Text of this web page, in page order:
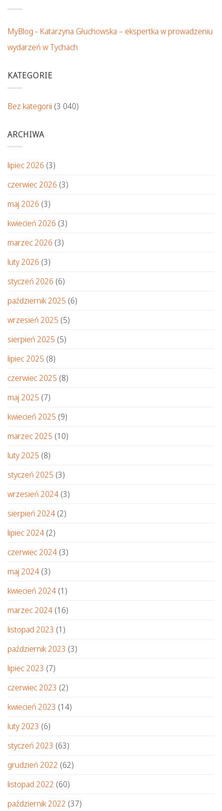
MyBlog - Katarzyna Głuchowska – ekspertka w prowadzeniu
wydarzeń w Tychach
KATEGORIE
Bez kategorii (3 040)
ARCHIWA
lipiec 2026 (3)
czerwiec 2026 (3)
maj 2026 (3)
kwiecień 2026 (3)
marzec 2026 (3)
luty 2026 (3)
styczeń 2026 (6)
październik 2025 (6)
wrzesień 2025 (5)
sierpień 2025 (5)
lipiec 2025 (8)
czerwiec 2025 (8)
maj 2025 (7)
kwiecień 2025 (9)
marzec 2025 (10)
luty 2025 (8)
styczeń 2025 (3)
wrzesień 2024 (3)
sierpień 2024 (2)
lipiec 2024 (2)
czerwiec 2024 (3)
maj 2024 (3)
kwiecień 2024 (1)
marzec 2024 (16)
listopad 2023 (1)
październik 2023 (3)
lipiec 2023 (7)
czerwiec 2023 (2)
kwiecień 2023 (14)
luty 2023 (6)
styczeń 2023 (63)
grudzień 2022 (62)
listopad 2022 (60)
październik 2022 (37)